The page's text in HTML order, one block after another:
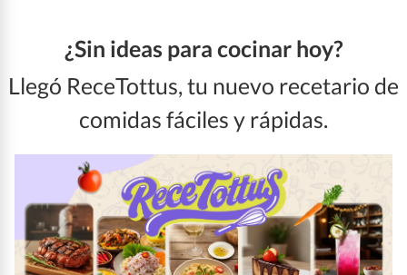
¿Sin ideas para cocinar hoy?
Llegó ReceTottus, tu nuevo recetario de
comidas fáciles y rápidas.